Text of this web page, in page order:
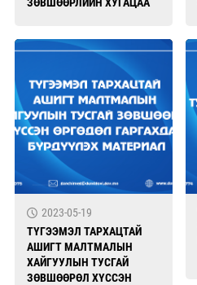
ТАЛААР МЭДЭЭЛЭЛ
2023-05-19
ТҮГЭЭМЭЛ ТАРХАЦТАЙ
АШИГТ МАЛТМАЛЫН
ХАЙГУУЛЫН ТУСГАЙ
ЗӨВШӨӨРӨЛ ХҮССЭН